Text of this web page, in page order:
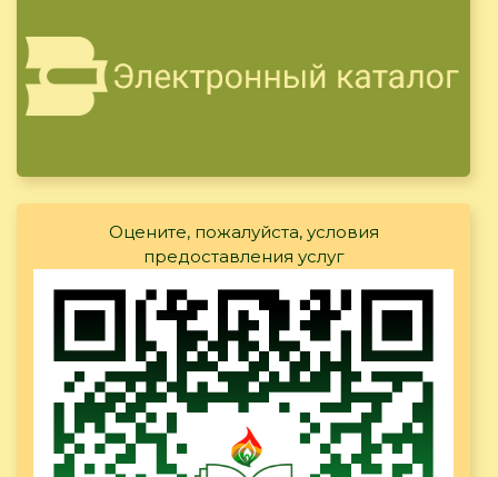
Оцените, пожалуйста, условия
предоставления услуг